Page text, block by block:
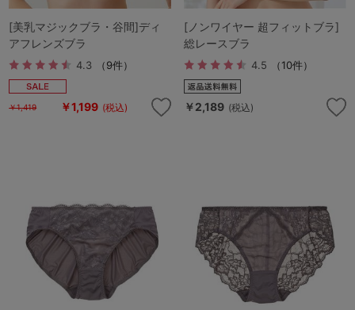
[美乳マジックブラ・谷間]ディ
アフレンズブラ
4.3 （9件）
￥1,419 ￥1,199 (税込)
[ノンワイヤー 超フィットブラ]
総レースブラ
4.5 （10件）
￥2,189 (税込)